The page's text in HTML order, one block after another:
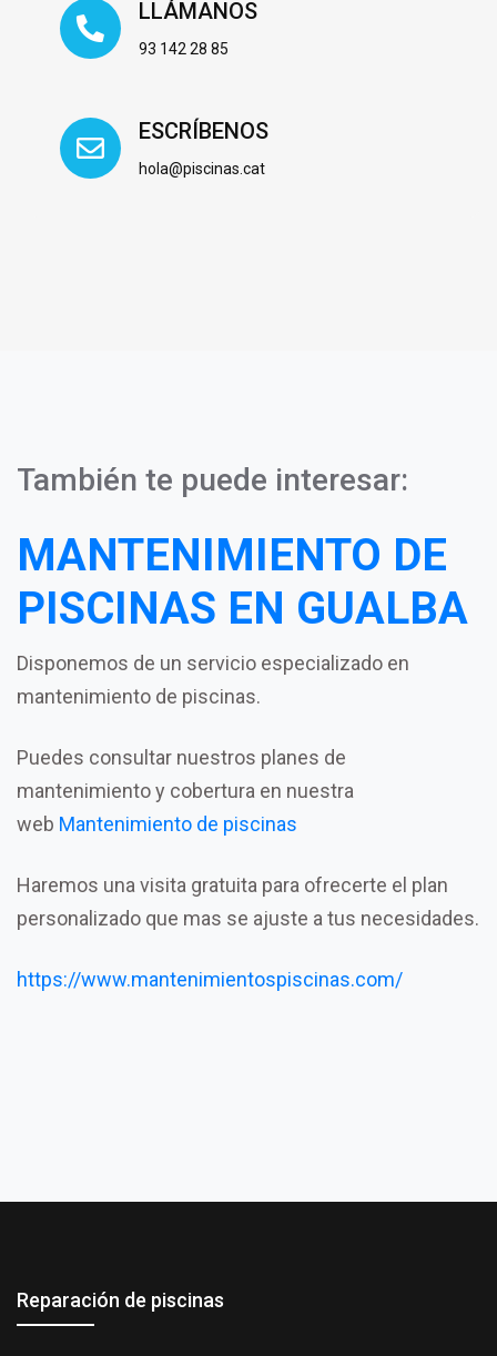
LLÁMANOS
93 142 28 85
ESCRÍBENOS
hola@piscinas.cat
También te puede interesar:
MANTENIMIENTO DE
PISCINAS EN GUALBA
Disponemos de un servicio especializado en
mantenimiento de piscinas.
Puedes consultar nuestros planes de
mantenimiento y cobertura en nuestra
web Mantenimiento de piscinas
Haremos una visita gratuita para ofrecerte el plan
personalizado que mas se ajuste a tus necesidades.
https://www.mantenimientospiscinas.com/
Reparación de piscinas